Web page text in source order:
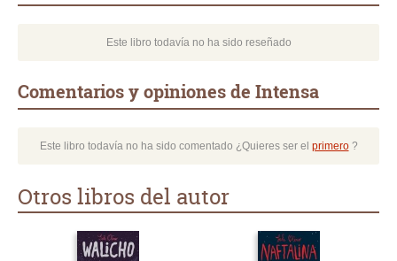
Este libro todavía no ha sido reseñado
Comentarios y opiniones de Intensa
Este libro todavía no ha sido comentado ¿Quieres ser el primero?
Otros libros del autor